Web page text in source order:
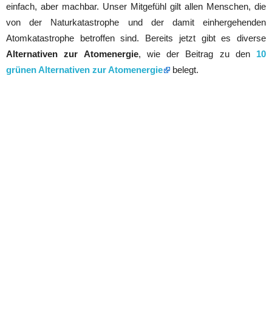
einfach, aber machbar. Unser Mitgefühl gilt allen Menschen, die
von der Naturkatastrophe und der damit einhergehenden
Atomkatastrophe betroffen sind. Bereits jetzt gibt es diverse
Alternativen zur Atomenergie, wie der Beitrag zu den10
grünen Alternativen zur Atomenergie
belegt.